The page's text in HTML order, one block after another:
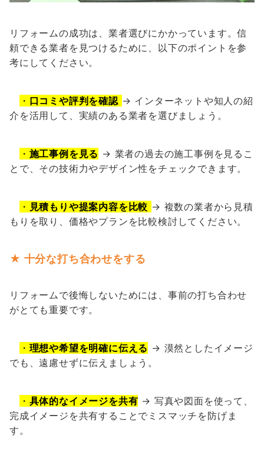
リフォームの成功は、業者選びにかかっています。信
頼できる業者を見つけるために、以下のポイントを参
考にしてください。
・ 口コミや評判を確認 → インターネットや知人の紹
介を活用して、実績のある業者を選びましょう。
・ 施工事例を見る → 業者の過去の施工事例を見るこ
とで、その技術力やデザイン性をチェックできます。
・ 見積もりや提案内容を比較 → 複数の業者から見積
もりを取り、価格やプランを比較検討してください。
★ 十分な打ち合わせをする
リフォームで後悔しないためには、事前の打ち合わせ
がとても重要です。
・ 理想や希望を明確に伝える → 漠然としたイメージ
でも、遠慮せずに伝えましょう。
・ 具体的なイメージを共有 → 写真や図面を使って、
完成イメージを共有することでミスマッチを防げま
す。